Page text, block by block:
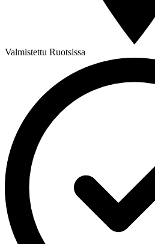
Valmistettu Ruotsissa